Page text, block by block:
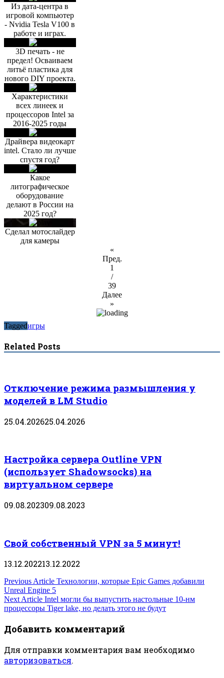
Из дата-центра в
игровой компьютер
- Nvidia Tesla V100 в
работе и играх.
3D печать - не
предел! Осваиваем
литьё пластика для
нового DIY проекта.
Характеристики
всех линеек и
процессоров Intel за
2016-2025 годы
Драйвера видеокарт
intel. Стало ли лучше
спустя год?
Какое
литографическое
оборудование
делают в России на
2025 год?
Сделал мотослайдер
для камеры
«
Пред.
1
/
39
Далее
»
Taggedигры
Related Posts
Отключение режима размышления у
моделей в LM Studio
25.04.202625.04.2026
Настройка сервера Outline VPN
(использует Shadowsocks) на
виртуальном сервере
09.08.202309.08.2023
Свой собственный VPN за 5 минут!
13.12.202213.12.2022
Навигация
по
записям
Previous Article Технологии, которые Epic Games добавили
Unreal Engine 5
Next Article Intel могли бы выпустить настольные 10-нм
процессоры Tiger lake, но делать этого не будут
Добавить комментарий
Для отправки комментария вам необходимо
авторизоваться.